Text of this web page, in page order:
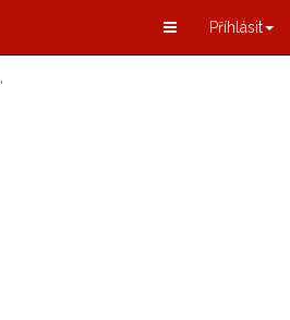
Příhlásit
'